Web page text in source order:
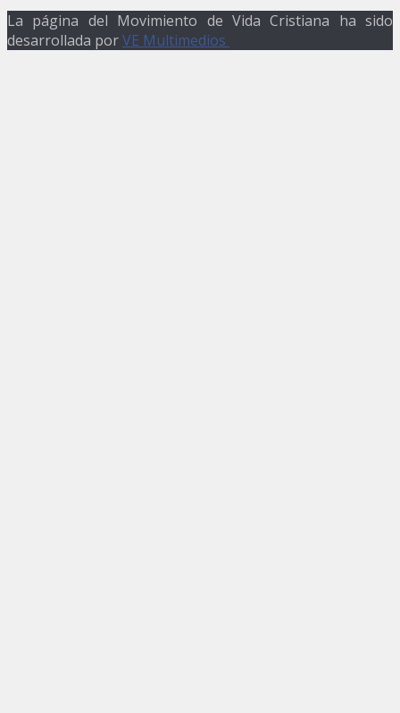
La página del Movimiento de Vida Cristiana ha sido
desarrollada porVE Multimedios